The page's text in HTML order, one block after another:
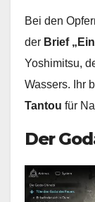
Bei den
der Brief
Yoshimitsu,
Wassers. Ihr
Tantou für
Der